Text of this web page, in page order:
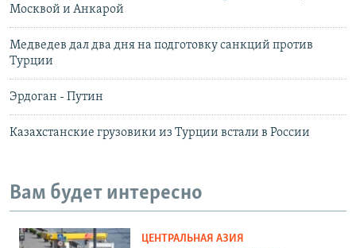
Москвой и Анкарой
Медведев дал два дня на подготовку санкций против
Турции
Эрдоган - Путин
Казахстанские грузовики из Турции встали в России
Вам будет интересно
ЦЕНТРАЛЬНАЯ АЗИЯ